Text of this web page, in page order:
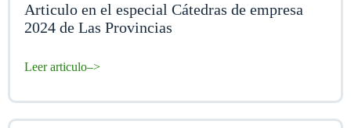
Articulo en el especial Cátedras de empresa
2024 de Las Provincias
Leer articulo–>